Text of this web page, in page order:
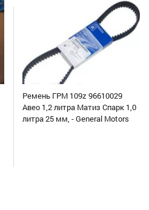
Ремень ГРМ 109z 96610029
Авео 1,2 литра Матиз Спарк 1,0
литра 25 мм, - General Motors